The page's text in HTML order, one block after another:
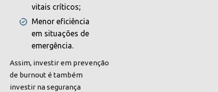
vitais críticos;
Menor eficiência
em situações de
emergência.
Assim, investir em prevenção
de burnout é também
investir na segurança